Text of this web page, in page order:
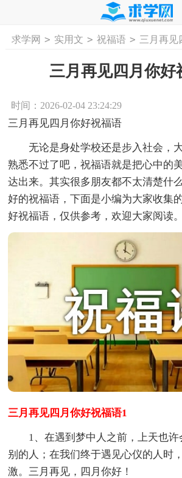
首页 工作计划 活动计划
求学网 > 实用文 > 祝福语 > 三月再见
三月再见四月你好
时间：2026-02-04 23:24:29
三月再见四月你好祝福语
无论是身处学校还是步入社会，
熟悉不过了吧，祝福语就是把心中的
达出来。其实很多朋友都不太清楚什
好的祝福语，下面是小编为大家收集
好祝福语，仅供参考，欢迎大家阅读。
三月再见四月你好祝福语1
1、在遇到梦中人之前，上天也许
别的人；在我们终于遇见心仪的人时
激。三月再见，四月你好！